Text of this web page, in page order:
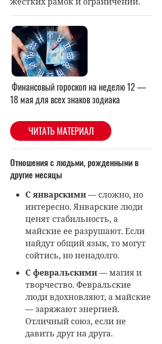
Финансовый гороскоп на неделю 12 —
18 мая для всех знаков зодиака
ЧИТАТЬ МАТЕРИАЛ
Отношения с людьми, рожденными в
другие месяцы
С январскими— сложно, но
интересно. Январские люди
ценят стабильность, а
майские ее разрушают. Если
найдут общий язык, то могут
сойтись, но ненадолго.
С февральскими— магия и
творчество. Февральские
люди вдохновляют, а майские
— заряжают энергией.
Отличный союз, если не
давить друг на друга.